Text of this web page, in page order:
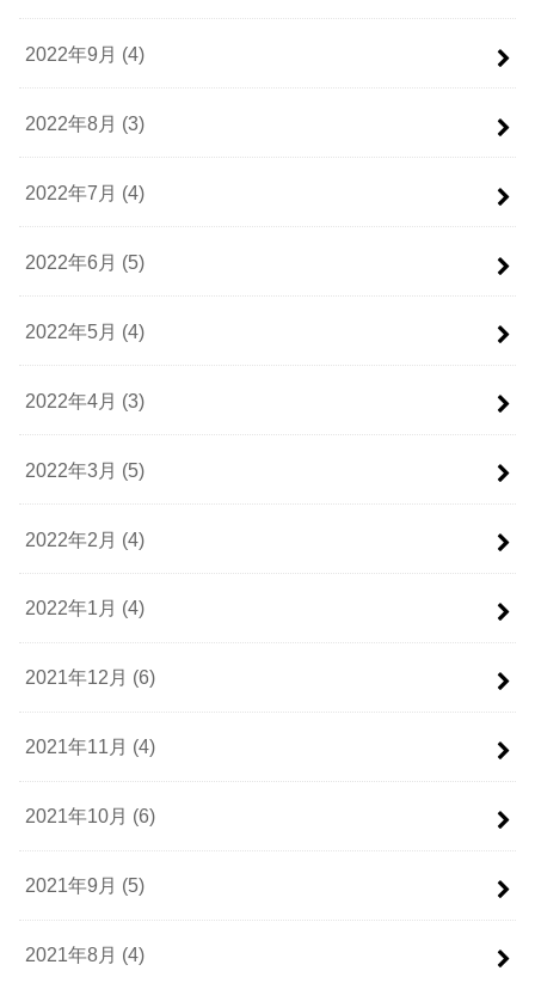
2022年9月 (4)
2022年8月 (3)
2022年7月 (4)
2022年6月 (5)
2022年5月 (4)
2022年4月 (3)
2022年3月 (5)
2022年2月 (4)
2022年1月 (4)
2021年12月 (6)
2021年11月 (4)
2021年10月 (6)
2021年9月 (5)
2021年8月 (4)